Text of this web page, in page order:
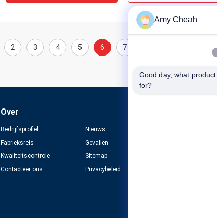
2 3 4 5 6 7
Over
Bedrijfsprofiel
Fabrieksreis
Kwaliteitscontrole
Contacteer ons
Nieuws
Gevallen
Sitemap
Privacybeleid
Amy Cheah
Good day, what
for?